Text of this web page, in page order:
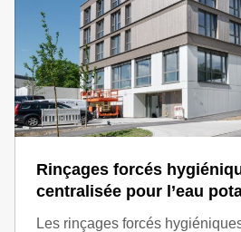
Rinçages forcés
centralisée pour l’eau
Les rinçages forcés